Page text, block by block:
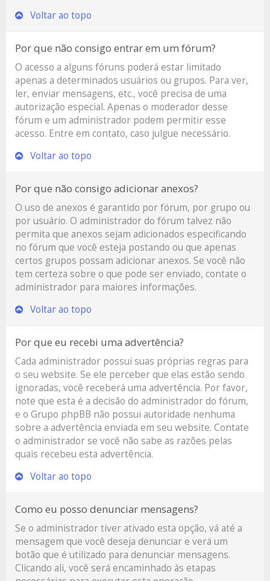
Voltar ao topo
Por que não consigo entrar em um fórum?
O acesso a alguns fóruns poderá estar limitado
apenas a determinados usuários ou grupos. Para ver,
ler, enviar mensagens, etc., você precisa de uma
autorização especial. Apenas o moderador desse
fórum e um administrador podem permitir esse
acesso. Entre em contato, caso julgue necessário.
Voltar ao topo
Por que não consigo adicionar anexos?
O uso de anexos é garantido por fórum, por grupo ou
por usuário. O administrador do fórum talvez não
permita que anexos sejam adicionados especificando
no fórum que você esteja postando ou que apenas
certos grupos possam adicionar anexos. Se você não
tem certeza sobre o que pode ser enviado, contate o
administrador para maiores informações.
Voltar ao topo
Por que eu recebi uma advertência?
Cada administrador possui suas próprias regras para
o seu website. Se ele perceber que elas estão sendo
ignoradas, você receberá uma advertência. Por favor,
note que esta é a decisão do administrador do fórum,
e o Grupo phpBB não possui autoridade nenhuma
sobre a advertência enviada em seu website. Contate
o administrador se você não sabe as razões pelas
quais recebeu esta advertência.
Voltar ao topo
Como eu posso denunciar mensagens?
Se o administrador tiver ativado esta opção, vá até a
mensagem que você deseja denunciar e verá um
botão que é utilizado para denunciar mensagens.
Clicando ali, você será encaminhado às etapas